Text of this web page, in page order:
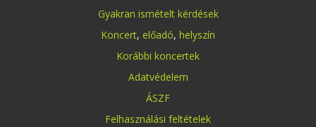
Gyakran ismételt kérdések
Koncert, előadó, helyszín
Korábbi koncertek
Adatvédelem
ÁSZF
Felhasználási feltételek